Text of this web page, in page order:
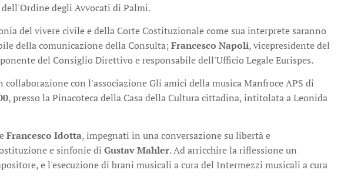
degli Avvocati di Palmi.
del vivere civile e della Corte Costituzionale come sua interprete saranno
della comunicazione della Consulta;Francesco Napoli, vicepresidente del
del Consiglio Direttivo e responsabile dell'Ufficio Legale Eurispes.
con l'associazione Gli amici della musica Manfroce APS di
, presso la Pinacoteca della Casa della Cultura cittadina, intitolata a Leonida
Francesco Idotta, impegnati in una conversazione su libertà e
e sinfonie di Gustav Mahler. Ad arricchire la riflessione un
e l'esecuzione di brani musicali a cura del Intermezzi musicali a cura